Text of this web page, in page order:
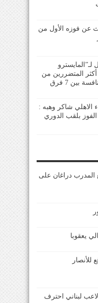
عن فوزه الأول من
لـ”المايسترو
المتضررين من
بين 7 فرق
الاهلي شاكر وهبه :
بلقب الدوري
المدرب دراغان على
يعقوبا
للأنصار
لبناني احترف